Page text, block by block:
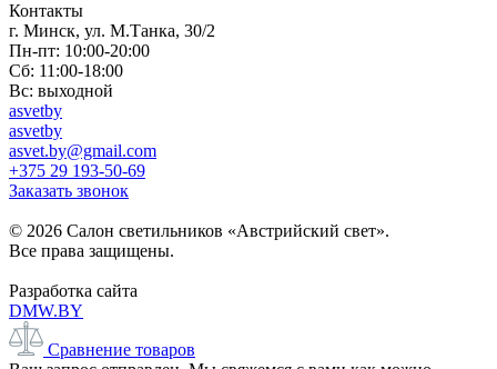
Контакты
г. Минск, ул. М.Танка, 30/2
Пн-пт: 10:00-20:00
Сб: 11:00-18:00
Вс: выходной
asvetby
asvetby
asvet.by@gmail.com
+375 29 193-50-69
Заказать звонок
© 2026 Салон светильников «Австрийский свет».
Все права защищены.
Разработка сайта
DMW.BY
Сравнение товаров